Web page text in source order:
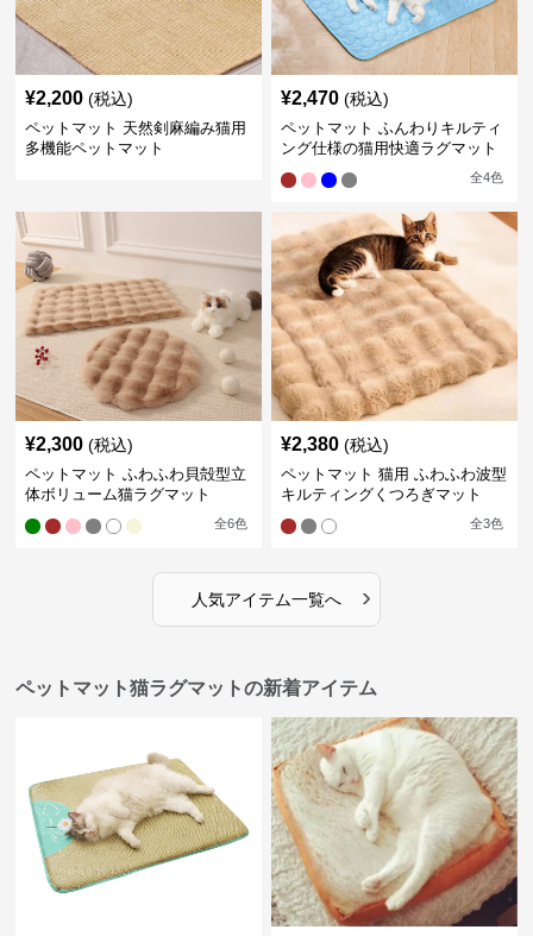
¥2,200 (税込)
ペットマット 天然剣麻編み猫用
多機能ペットマット
¥2,470 (税込)
ペットマット ふんわりキルティ
ング仕様の猫用快適ラグマット
全4色
¥2,300 (税込)
ペットマット ふわふわ貝殻型立
体ボリューム猫ラグマット
全6色
¥2,380 (税込)
ペットマット 猫用 ふわふわ波型
キルティングくつろぎマット
全3色
人気アイテム一覧へ ›
ペットマット猫ラグマットの新着アイテム